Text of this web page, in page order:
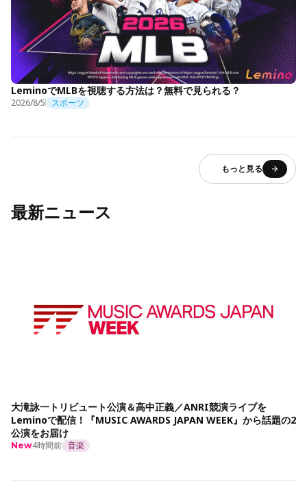
LeminoでMLBを視聴する方法は？無料で見られる？
2026/8/5 スポーツ
もっと見る
最新ニュース
大滝詠一トリビュート公演＆高中正義／ANRI競演ライブを
Leminoで配信！『MUSIC AWARDS JAPAN WEEK』から話題の2
公演をお届け
New4時間前 音楽